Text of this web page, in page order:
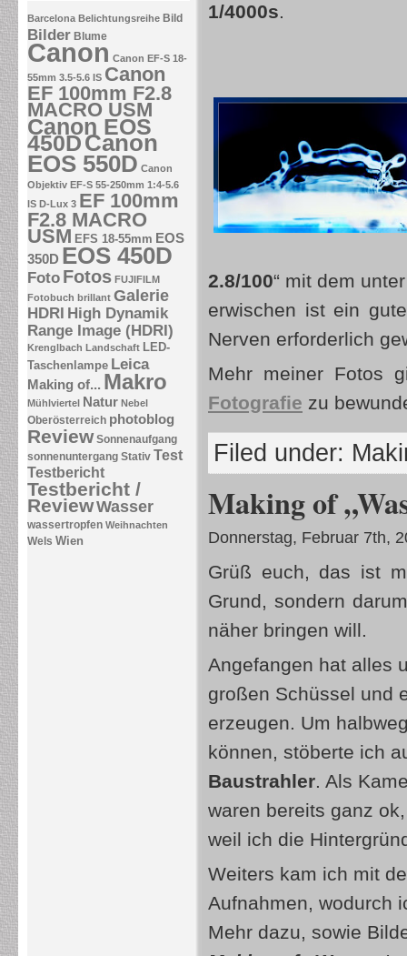
Barcelona Belichtungsreihe Bild
Bilder Blume
Canon Canon EF-S 18-
55mm 3.5-5.6 IS Canon
EF 100mm F2.8
MACRO USM
Canon EOS
450DCanon
EOS 550D Canon
Objektiv EF-S 55-250mm 1:4-5.6
IS D-Lux 3 EF 100mm
F2.8 MACRO
USM EFS 18-55mm EOS
350D EOS 450D
Foto Fotos FUJIFILM
Fotobuch brillant Galerie
HDRI High Dynamik
Range Image (HDRI)
Krenglbach Landschaft LED-
Taschenlampe Leica
Making of... Makro
Mühlviertel Natur Nebel
Oberösterreich photoblog
Review Sonnenaufgang
sonnenuntergang Stativ Test
Testbericht
Testbericht /
ReviewWasser
wassertropfen Weihnachten
Wels Wien
1/4000s.
2.8/100“ mit dem
erwischen ist ein
Nerven erforderlich
Mehr meiner Fotos
Fotografie zu
Filed under:
Making of
Donnerstag, Februar 7th,
Grüß euch, das ist
Grund, sondern
näher bringen will.
Angefangen hat alles
großen Schüssel und
erzeugen. Um
können, stöberte ich
Baustrahler. Als
waren bereits ganz
weil ich die
Weiters kam ich mit
Aufnahmen, wodurch
Mehr dazu, sowie